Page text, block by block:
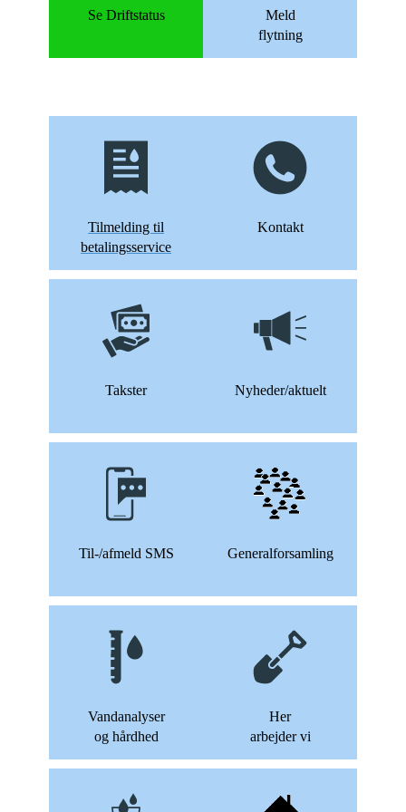
Se Driftstatus
Meld
flytning
Tilmelding til
betalingsservice
Kontakt
Takster Nyheder/aktuelt
Til-/afmeld SMS Generalforsamling
Vandanalyser
og hårdhed
Her
arbejder vi